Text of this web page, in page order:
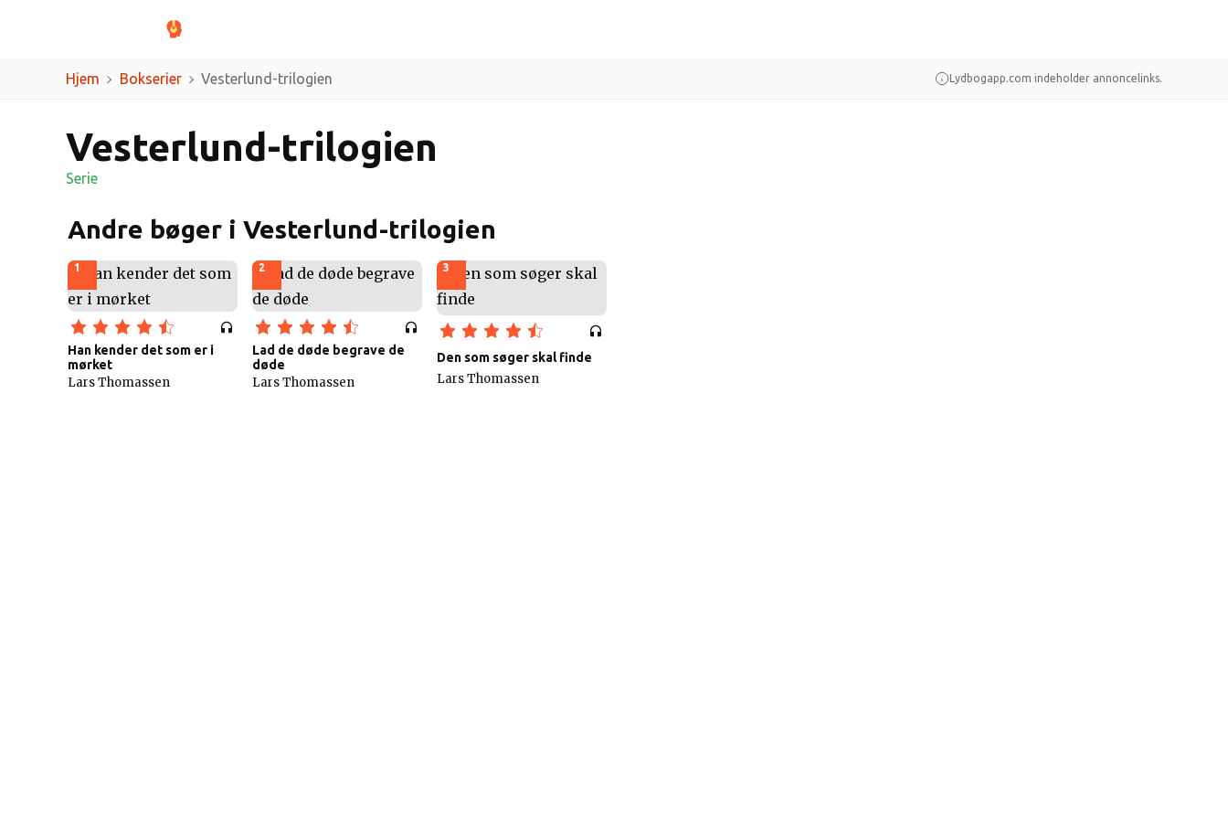
Hjem Bokserier Vesterlund-trilogien Lydbogapp.com indeholder annoncelinks.
Vesterlund-trilogien
Serie
Andre bøger i Vesterlund-trilogien
1
Han kender det som er i
mørket
Lars Thomassen
2
Lad de døde begrave de
døde
Lars Thomassen
3
Den som søger skal finde
Lars Thomassen